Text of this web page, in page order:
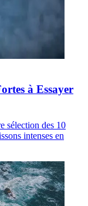
à Essayer
sélection des 10
intenses en